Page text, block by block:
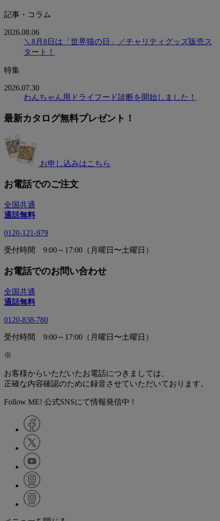
記事・コラム
2026.08.06
＼8月8日は「世界猫の日」／チャリティグッズ販売ス
タート！
特集
2026.07.30
わんちゃん用ドライフード診断を開始しました！
最新カタログ無料プレゼント！
お申し込みはこちら
お電話でのご注文
全国共通
通話無料
0120-121-979
受付時間 9:00～17:00（月曜日〜土曜日）
お電話でのお問い合わせ
全国共通
通話無料
0120-838-780
受付時間 9:00～17:00（月曜日〜土曜日）
※
お客様からいただいたお電話につきましては、
正確な内容確認のために録音させていただいております。
Follow ME! 公式SNSにて情報発信中 !